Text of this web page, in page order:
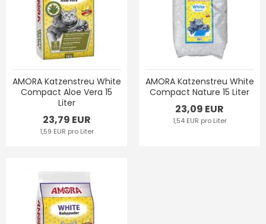
AMORA Katzenstreu White
Compact Aloe Vera 15
Liter
23,79 EUR
1,59 EUR pro Liter
AMORA Katzenstreu White
Compact Nature 15 Liter
23,09 EUR
1,54 EUR pro Liter